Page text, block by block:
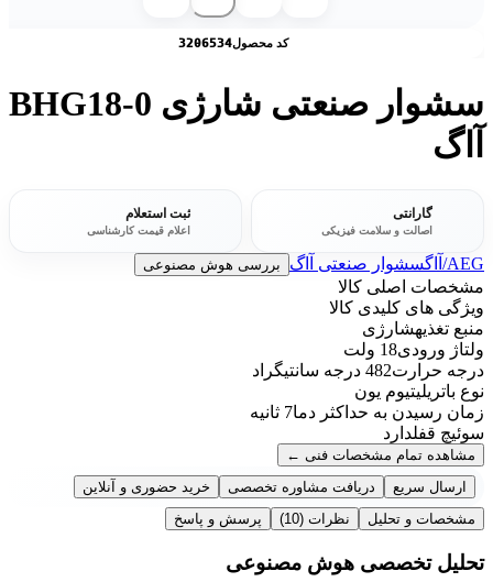
کد محصول3206534
سشوار صنعتی شارژی BHG18-0
آاگ
گارانتی
اصالت و سلامت فیزیکی
ثبت استعلام
اعلام قیمت کارشناسی
AEG/آاگ سشوار صنعتی آاگ بررسی هوش مصنوعی
مشخصات اصلی کالا
ویژگی های کلیدی کالا
منبع تغذیهشارژی
ولتاژ ورودی18 ولت
درجه حرارت482 درجه سانتیگراد
نوع باتریلیتیوم یون
زمان رسیدن به حداکثر دما7 ثانیه
سوئیچ قفلدارد
مشاهده تمام مشخصات فنی ←
ارسال سریع
دریافت مشاوره تخصصی
خرید حضوری و آنلاین
مشخصات و تحلیل
نظرات (10) پرسش و پاسخ
تحلیل تخصصی هوش مصنوعی